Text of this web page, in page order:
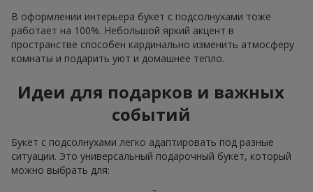
В оформлении интерьера букет с подсолнухами тоже
работает на 100%. Небольшой яркий акцент в
пространстве способен кардинально изменить атмосферу
комнаты и подарить уют и домашнее тепло.
Идеи для подарков и важных
событий
Букет с подсолнухами легко адаптировать под разные
ситуации. Это универсальный подарочный букет, который
можно выбрать для: